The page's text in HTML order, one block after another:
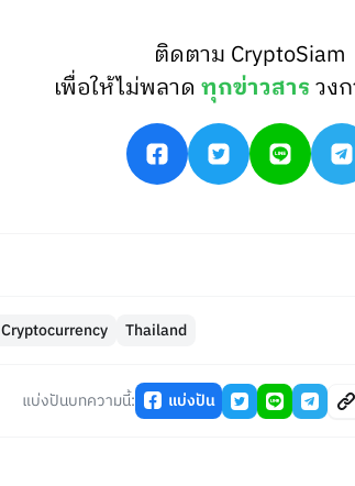
ติดตาม CryptoSiam
เพื่อให้ไม่พลาดทุกข่าวสารวง
Cryptocurrency Thailand
แบ่งปันบทความนี้: แบ่งปัน